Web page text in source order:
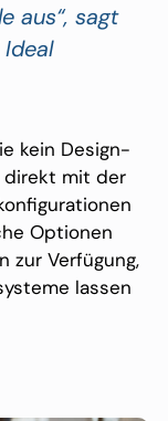
aus“, sagt
kein Design-
direkt mit der
Optionen
zur Verfügung,
lassen